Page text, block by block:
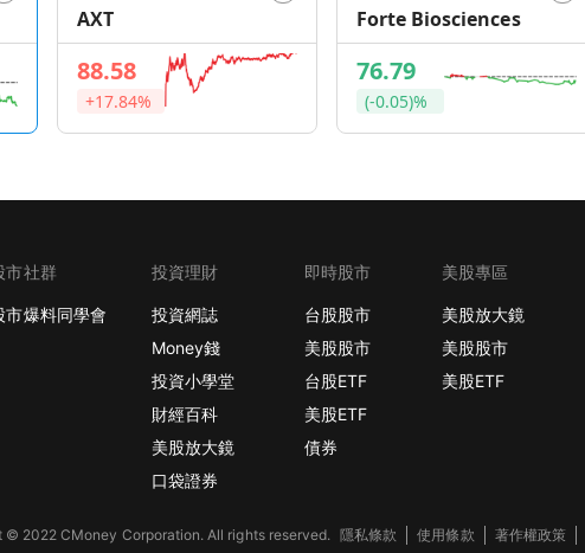
AXT
88.58
+17.84%
Forte Biosciences
76.79
(-0.05)%
市社群
市爆料同學會
投資理財
投資網誌
Money錢
投資小學堂
財經百科
美股放大鏡
口袋證券
即時股市
台股股市
美股股市
台股ETF
美股ETF
債券
美股專區
美股放大鏡
美股股市
美股ETF
© 2022 CMoney Corporation. All rights reserved. 隱私條款 使用條款 著作權政策